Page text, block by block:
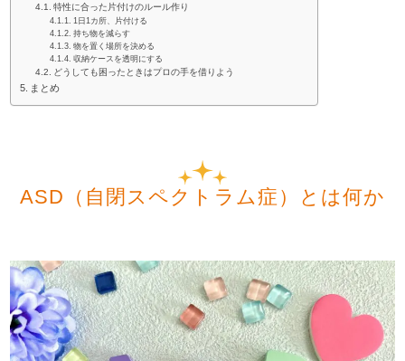
特性に合った片付けのルール作り
1日1カ所、片付ける
持ち物を減らす
物を置く場所を決める
収納ケースを透明にする
どうしても困ったときはプロの手を借りよう
まとめ
ASD（自閉スペクトラム症）とは何か